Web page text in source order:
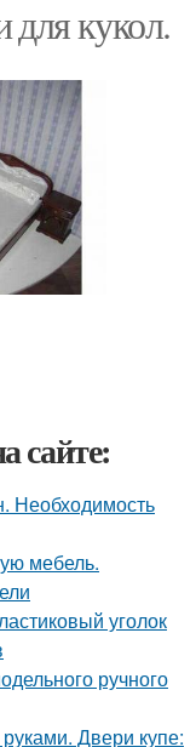
кукол.
сайте:
Необходимость
мебель.
уголок
ручного
Двери купе: